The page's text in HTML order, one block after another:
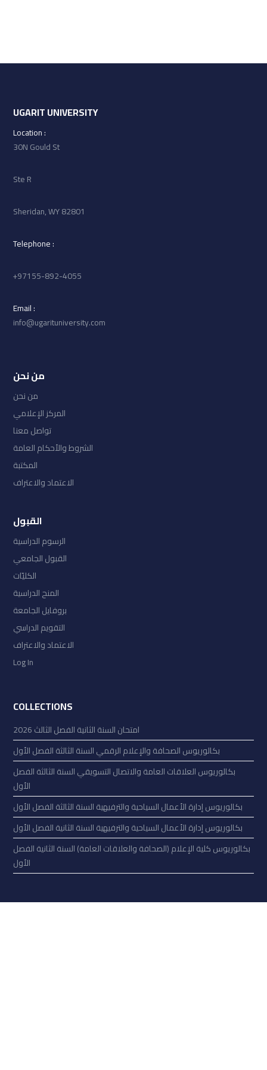
UGARIT UNIVERSITY
: Location
30N Gould St
Ste R
Sheridan, WY 82801
: Telephone
97155-892-4055+
: Email
info@ugarituniversity.com
من نحن
من نحن
المركز الإعلامي
تواصل معنا
الشروط والأحكام العامة
المكتبة
الاعتماد والاعتراف
القبول
الرسوم الدراسية
القبول الجامعي
الكليّات
المنح الدراسية
بروفايل الجامعة
التقويم الدراسي
الاعتماد والاعتراف
Log In
COLLECTIONS
امتحان السنة الثانية الفصل الثالث 2026
بكالوريوس الصحافة والإعلام الرقمي السنة الثالثة الفصل الأول
بكالوريوس العلاقات العامة والاتصال التسويقي السنة الثالثة الفصل
الأول
بكالوريوس إدارة الأعمال السياحية والترفيهية السنة الثالثة الفصل الأول
بكالوريوس إدارة الأعمال السياحية والترفيهية السنة الثانية الفصل الأول
بكالوريوس كلية الإعلام (الصحافة والعلاقات العامة) السنة الثانية الفصل
الأول